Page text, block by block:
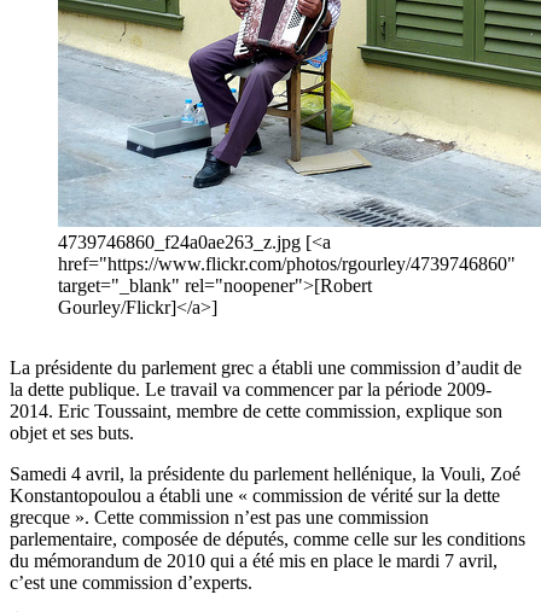
4739746860_f24a0ae263_z.jpg [<a
href="https://www.flickr.com/photos/rgourley/4739746860"
target="_blank" rel="noopener">[Robert
Gourley/Flickr]</a>]
La présidente du parlement grec a établi une commission d’audit de
la dette publique. Le travail va commencer par la période 2009-
2014. Eric Toussaint, membre de cette commission, explique son
objet et ses buts.
Samedi 4 avril, la présidente du parlement hellénique, la Vouli, Zoé
Konstantopoulou a établi une « commission de vérité sur la dette
grecque ». Cette commission n’est pas une commission
parlementaire, composée de députés, comme celle sur les conditions
du mémorandum de 2010 qui a été mis en place le mardi 7 avril,
c’est une commission d’experts.